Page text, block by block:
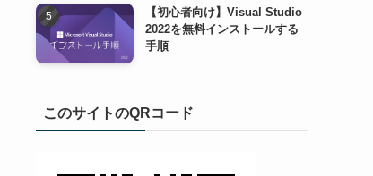
【初心者向け】Visual Studio
2022を無料インストールする
手順
このサイトのQRコード